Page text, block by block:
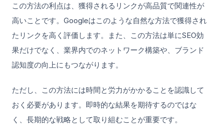
この方法の利点は、獲得されるリンクが高品質で関連性が
高いことです。Googleはこのような自然な方法で獲得され
たリンクを高く評価します。また、この方法は単にSEO効
果だけでなく、業界内でのネットワーク構築や、ブランド
認知度の向上にもつながります。
ただし、この方法には時間と労力がかかることを認識して
おく必要があります。即時的な結果を期待するのではな
く、長期的な戦略として取り組むことが重要です。